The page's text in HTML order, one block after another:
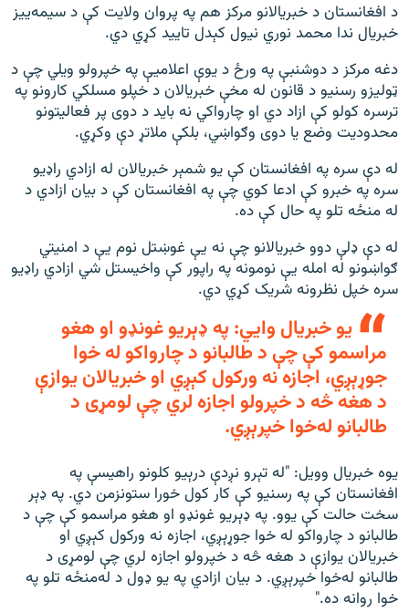
د افغانستان د خبريالانو مرکز هم په پروان ولایت کې د سيمه‌ييز
خبريال ندا محمد نوري نيول کېدل تاييد کړي دي.
دغه مرکز د دوشنبې په ورځ د یوې اعلامیې په خپرولو ویلي چې د
ټولیزو رسنیو د قانون له مخې خبریالان د خپلو مسلکي کارونو په
ترسره کولو کې ازاد دي او چارواکي نه باید د دوی پر فعالیتونو
محدودیت وضع یا دوی وګواښي، بلکې ملاتړ دې وکړي.
له دې سره په افغانستان کې یو شمېر خبریالان له ازادي راډیو
سره په خبرو کې ادعا کوي چې په افغانستان کې د بیان ازادي د
له منځه تلو په حال کې ده.
له دې ډلې دوو خبریالانو چې نه یې غوښتل نوم یې د امنیتي
ګواښونو له امله یې نومونه په راپور کې واخیستل شي ازادي راډیو
سره خپل نظرونه شریک کړي دي.
یو خبریال وايي: په ډېریو غونډو او هغو
مراسمو کې چې د طالبانو د چارواکو له خوا
جوړېږي، اجازه نه ورکول کېږي او خبریالان یوازې
د هغه څه د خپرولو اجازه لري چې لومړی د
طالبانو له‌خوا خپرېږي.
یوه خبریال وویل: "له تېرو نږدې درېیو کلونو راهیسې په
افغانستان کې په رسنیو کې کار کول خورا ستونزمن دي. په ډېر
سخت حالت کې یوو. په ډېریو غونډو او هغو مراسمو کې چې د
طالبانو د چارواکو له خوا جوړېږي، اجازه نه ورکول کېږي او
خبریالان یوازې د هغه څه د خپرولو اجازه لري چې لومړی د
طالبانو له‌خوا خپرېږي. د بیان ازادي په یو ډول د له‌منځه تلو په
خوا روانه ده."